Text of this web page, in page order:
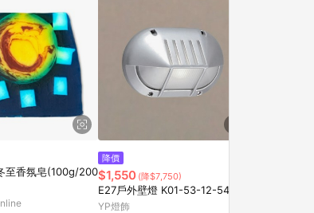
至香氛皂(100g/200
降價
$1,550 (降$7,750)
E27戶外壁燈 K01-53-12-5485
YP燈飾